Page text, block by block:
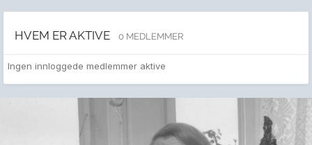
HVEM ER AKTIVE 0 MEDLEMMER
Ingen innloggede medlemmer aktive